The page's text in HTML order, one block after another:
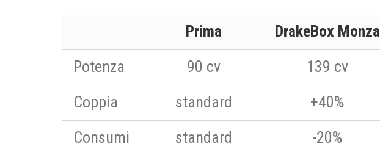
Prima
DrakeBox Monza
Potenza
90 cv
139 cv
Coppia
standard
+40%
Consumi
standard
-20%